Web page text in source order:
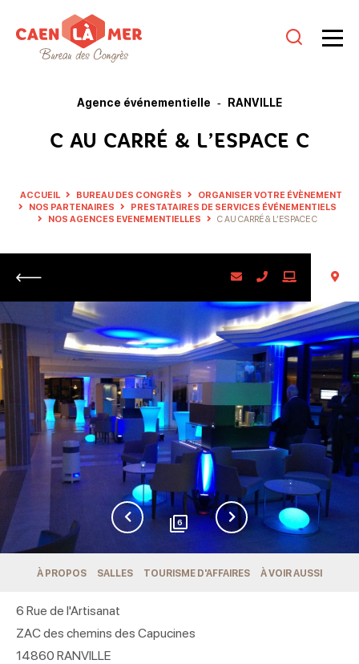
Tourisme
Agence événementielle RANVILLE
C AU CARRÉ & L’ESPACE C
ACCUEIL BUREAU DES CONGRÈS
ORGANISER VOTRE ÉVÈNEMENT
NOS PARTENAIRES
PRESTATAIRES DE SERVICES ÉVÉNEMENTIELS
NOS AGENCES EVENEMENTIELLES
C AU CARRÉ & L’ESPACE C
Retour
6
À PROPOS SALLES TOURISME D'AFFAIRES À VOIR AUSSI
6 Rue de l'Artisanat
ZAC des chemins des Capucines
14860 RANVILLE